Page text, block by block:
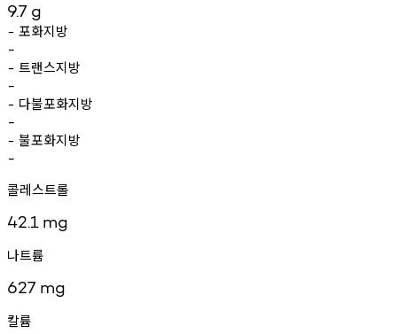
9.7 g
- 포화지방
-
- 트랜스지방
-
- 다불포화지방
-
- 불포화지방
-
콜레스트롤
42.1 mg
나트륨
627 mg
칼륨